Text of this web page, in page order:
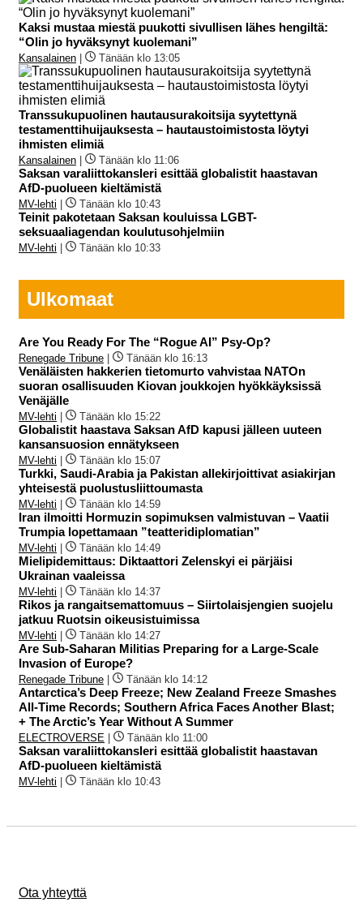
Kaksi mustaa miestä puukotti sivullisen lähes hengiltä:
“Olin jo hyväksynyt kuolemani”
Kansalainen Tänään klo 13:05
Transsukupuolinen hautausurakoitsija syytettynä
testamenttihuijauksesta – hautaustoimistosta löytyi
ihmisten elimiä
Kansalainen Tänään klo 11:06
Saksan varaliittokansleri esittää globalistit haastavan
AfD-puolueen kieltämistä
MV-lehti Tänään klo 10:43
Teinit pakotetaan Saksan kouluissa LGBT-
seksuaaliagendan koulutusohjelmiin
MV-lehti Tänään klo 10:33
Ulkomaat
Are You Ready For The “Rogue AI” Psy-Op?
Renegade Tribune Tänään klo 16:13
Venäläisten hakkerien tietomurto vahvistaa NATOn
suoran osallisuuden Kiovan joukkojen hyökkäyksissä
Venäjälle
MV-lehti Tänään klo 15:22
Globalistit haastava Saksan AfD kapusi jälleen uuteen
kansansuosion ennätykseen
MV-lehti Tänään klo 15:07
Turkki, Saudi-Arabia ja Pakistan allekirjoittivat asiakirjan
yhteisestä puolustusliittoumasta
MV-lehti Tänään klo 14:59
Iran ilmoitti Hormuzin sopimuksen valmistuvan – Vaatii
Trumpia lopettamaan ”teatteridiplomatian”
MV-lehti Tänään klo 14:49
Mielipidemittaus: Diktaattori Zelenskyi ei pärjäisi
Ukrainan vaaleissa
MV-lehti Tänään klo 14:37
Rikos ja rangaitsemattomuus – Siirtolaisjengien suojelu
jatkuu Ruotsin oikeusistuimissa
MV-lehti Tänään klo 14:27
Are Sub-Saharan Militias Preparing for a Large-Scale
Invasion of Europe?
Renegade Tribune Tänään klo 14:12
Antarctica’s Deep Freeze; New Zealand Freeze Smashes
All-Time Records; Southern Africa Faces Another Blast;
+ The Arctic’s Year Without A Summer
ELECTROVERSE Tänään klo 11:00
Saksan varaliittokansleri esittää globalistit haastavan
AfD-puolueen kieltämistä
MV-lehti Tänään klo 10:43
Ota yhteyttä